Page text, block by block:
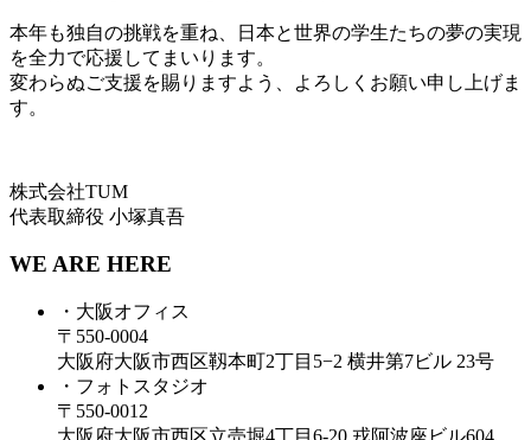
本年も独自の挑戦を重ね、日本と世界の学生たちの夢の実現
を全力で応援してまいります。
変わらぬご支援を賜りますよう、よろしくお願い申し上げま
す。
株式会社TUM
代表取締役 小塚真吾
WE ARE HERE
・大阪オフィス
〒550-0004
大阪府大阪市西区靱本町2丁目5−2 横井第7ビル 23号
・フォトスタジオ
〒550-0012